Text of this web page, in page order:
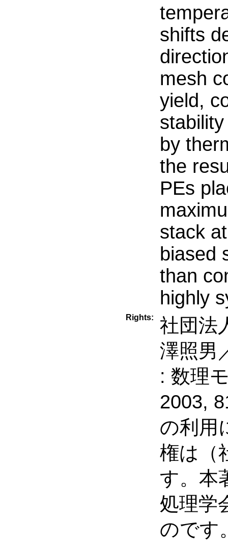
shifts
mesh
yield,
by
the
PEs
stack
biased
than
highly
Rights:
社団法
澤照男
: 数理
2003,
の利用
権は（
す。本
処理学
のです